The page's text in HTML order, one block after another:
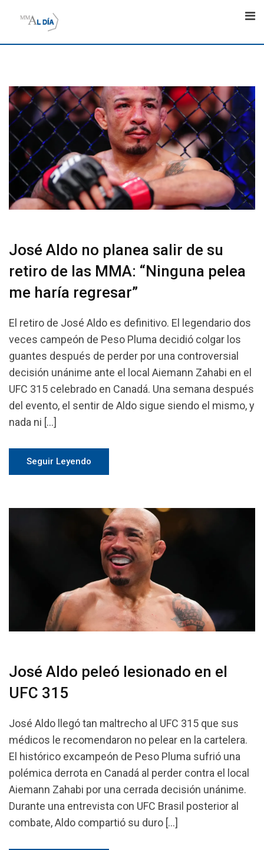
José Aldo no planea salir de su
retiro de las MMA: “Ninguna pelea
me haría regresar”
El retiro de José Aldo es definitivo. El legendario dos
veces campeón de Peso Pluma decidió colgar los
guantes después de perder por una controversial
decisión unánime ante el local Aiemann Zahabi en el
UFC 315 celebrado en Canadá. Una semana después
del evento, el sentir de Aldo sigue siendo el mismo, y
nada ni […]
Seguir Leyendo
José Aldo peleó lesionado en el
UFC 315
José Aldo llegó tan maltrecho al UFC 315 que sus
médicos le recomendaron no pelear en la cartelera.
El histórico excampeón de Peso Pluma sufrió una
polémica derrota en Canadá al perder contra el local
Aiemann Zahabi por una cerrada decisión unánime.
Durante una entrevista con UFC Brasil posterior al
combate, Aldo compartió su duro […]